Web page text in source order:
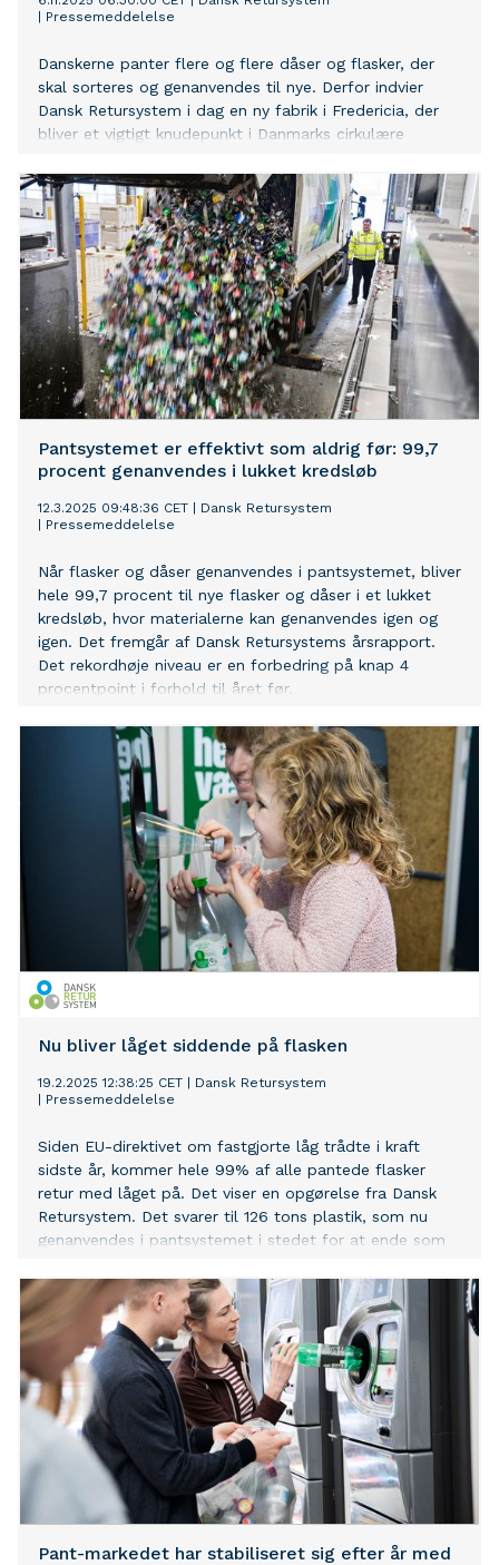
Pressemeddelelse
Danskerne panter flere og flere dåser og flasker, der
skal sorteres og genanvendes til nye. Derfor indvier
Dansk Retursystem i dag en ny fabrik i Fredericia, der
bliver et vigtigt knudepunkt i Danmarks cirkulære
skal håndtere de ca. 3 mio. dåser og flasker, som
dagligt pantes i Jylland og på Fyn.
Pantsystemet er effektivt som aldrig før: 99,7
procent genanvendes i lukket kredsløb
12.3.2025 09:48:36 CET
Dansk Retursystem
Pressemeddelelse
Når flasker og dåser genanvendes i pantsystemet, bliver
hele 99,7 procent til nye flasker og dåser i et lukket
kredsløb, hvor materialerne kan genanvendes igen og
igen. Det fremgår af Dansk Retursystems årsrapport.
Det rekordhøje niveau er en forbedring på knap 4
procentpoint i forhold til året før.
Nu bliver låget siddende på flasken
19.2.2025 12:38:25 CET
Dansk Retursystem
Pressemeddelelse
Siden EU-direktivet om fastgjorte låg trådte i kraft
sidste år, kommer hele 99% af alle pantede flasker
retur med låget på. Det viser en opgørelse fra Dansk
Retursystem. Det svarer til 126 tons plastik, som nu
genanvendes i pantsystemet i stedet for at ende som
Pant-markedet har stabiliseret sig efter år med